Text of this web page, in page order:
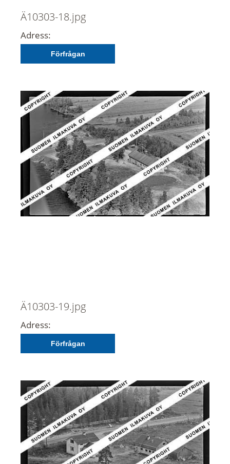
Ä10303-18.jpg
Adress:
Förfrågan
Ä10303-19.jpg
Adress:
Förfrågan